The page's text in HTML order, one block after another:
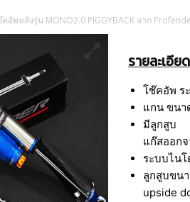
อัพหลังรุ่น MONO2.0 PIGGYBACK จาก
รายละเอียด
โช๊คอัพ ร
แกน ขนา
มีลูกสูบ
แก๊สออก
ระบบไนโ
ลูกสูบข
upside